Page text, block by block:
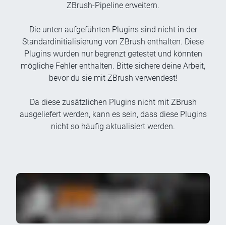
ZBrush-Pipeline erweitern.
Die unten aufgeführten Plugins sind nicht in der
Standardinitialisierung von ZBrush enthalten. Diese
Plugins wurden nur begrenzt getestet und könnten
mögliche Fehler enthalten. Bitte sichere deine Arbeit,
bevor du sie mit ZBrush verwendest!
Da diese zusätzlichen Plugins nicht mit ZBrush
ausgeliefert werden, kann es sein, dass diese Plugins
nicht so häufig aktualisiert werden.